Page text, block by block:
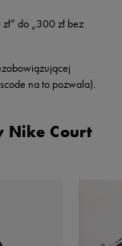
do „300 zł bez
na to pozwala).
Nike Court